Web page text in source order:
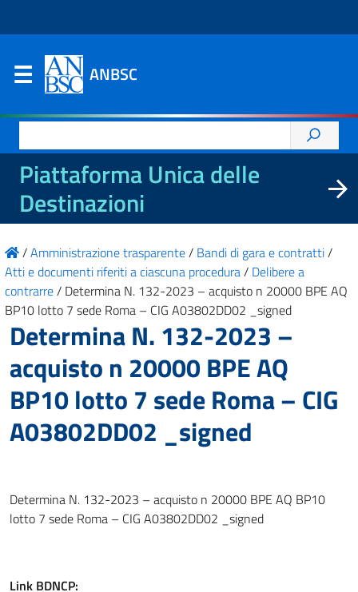
ANBSC
per:
Piattaforma Unica delle
Destinazioni
/Amministrazione trasparente/ Bandi di gara e contratti/
Atti e documenti riferiti a ciascuna procedura/ Delibere a
contrarre/ Determina N. 132-2023 – acquisto n 20000 BPE AQ
BP10 lotto 7 sede Roma – CIG A03802DD02 _signed
Determina N. 132-2023 –
acquisto n 20000 BPE AQ
BP10 lotto 7 sede Roma – CIG
A03802DD02 _signed
Determina N. 132-2023 – acquisto n 20000 BPE AQ BP10
lotto 7 sede Roma – CIG A03802DD02 _signed
Link BDNCP: